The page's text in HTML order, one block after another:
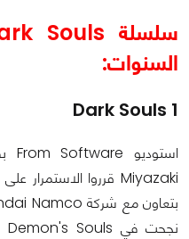
السنوات:
Dark Souls 1